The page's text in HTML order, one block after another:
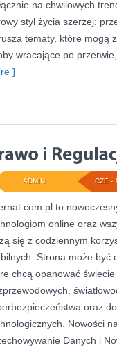
na chwilowych
styl życia szerzej:
tematy, które mogą
wracające po
]
CZE -
ADMIN
to
online oraz
się z codziennym
Strona może być
chcą opanować
oraz
Nowości
Danych i